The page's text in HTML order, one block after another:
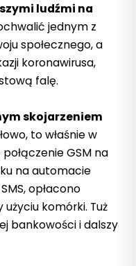
ludźmi na
jednym z
społecznego, a
koronawirusa,
falę.
skojarzeniem
to właśnie w
GSM na
na automacie
opłacono
komórki. Tuż
bankowości i dalszy